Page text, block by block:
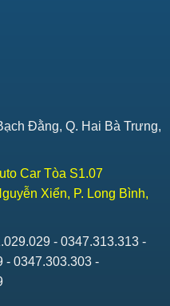
Đằng, Q. Hai Bà Trưng,
Car Tòa S1.07
Xiển, P. Long Bình,
- 0347.313.313 -
- 0347.303.303 -